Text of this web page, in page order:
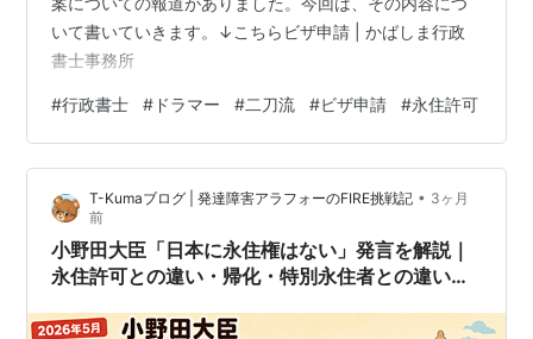
いて書いていきます。↓こちらビザ申請 | かばしま行政
書士事務所
#行政書士 # ドラマー #二刀流 #ビザ申請 #永住許可
T-Kumaブログ | 発達障害アラフォーのFIRE挑戦記 • 3ヶ月
前
小野田大臣「日本に永住権はない」発言を解説｜
永住許可との違い・帰化・特別永住者との違い